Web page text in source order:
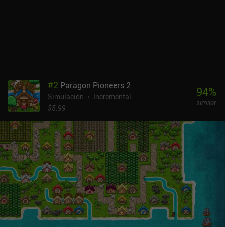
#2 Paragon Pioneers 2
Simulación
Incremental
$5.99
94%
similar